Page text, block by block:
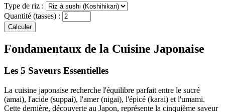
Type de riz :
Quantité (tasses) :
Calculer
Fondamentaux de la Cuisine Japonaise
Les 5 Saveurs Essentielles
La cuisine japonaise recherche l'équilibre parfait entre le sucré
(amai), l'acide (suppai), l'amer (nigai), l'épicé (karai) et l'umami.
Cette dernière, découverte au Japon, représente la cinquième saveur